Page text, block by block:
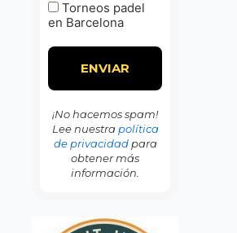
Torneos padel
en Barcelona
¡No hacemos spam!
Lee nuestra política
de privacidadpara
obtener más
información.